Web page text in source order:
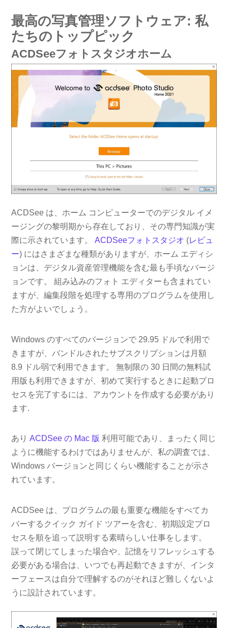
最高の写真管理ソフトウェア: 私
たちのトップピック
ACDSeeフォトスタジオホーム
ACDSee は、ホーム コンピューターでのデジタル イメ
ージングの黎明期から存在しており、その専門知識が実
際に示されています。ACDSeeフォトスタジオ (レビュ
ー) にはさまざまな種類がありますが、ホーム エディシ
ョンは、デジタル資産管理機能を含む最も手頃なバージ
ョンです。 組み込みのフォト エディターも含まれてい
ますが、編集段階を処理する専用のプログラムを使用し
た方がよいでしょう。
Windows のすべてのバージョンで 29.95 ドルで利用で
きますが、バンドルされたサブスクリプションは月額
8.9 ドル弱で利用できます。 無制限の 30 日間の無料試
用版も利用できますが、初めて実行するときに起動プロ
セスを完了するには、アカウントを作成する必要があり
ます.
ありACDSee の Mac 版 利用可能であり、まったく同じ
ように機能するわけではありませんが、私の調査では、
Windows バージョンと同じくらい機能することが示さ
れています。
ACDSee は、プログラムの最も重要な機能をすべてカ
バーするクイック ガイド ツアーを含む、初期設定プロ
セスを順を追って説明する素晴らしい仕事をします。
誤って閉じてしまった場合や、記憶をリフレッシュする
必要がある場合は、いつでも再起動できますが、インタ
ーフェースは自分で理解するのがそれほど難しくないよ
うに設計されています。